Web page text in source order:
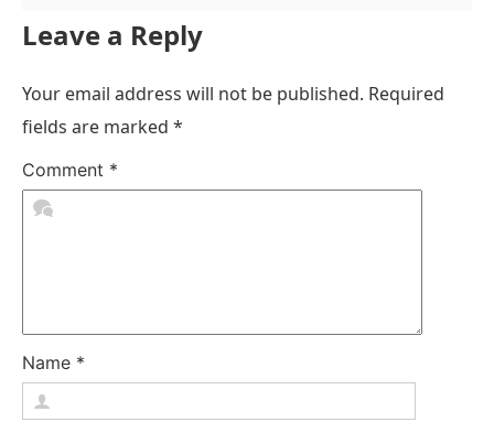
Leave a Reply
Your email address will not be published. Required
fields are marked *
Comment *
Name *